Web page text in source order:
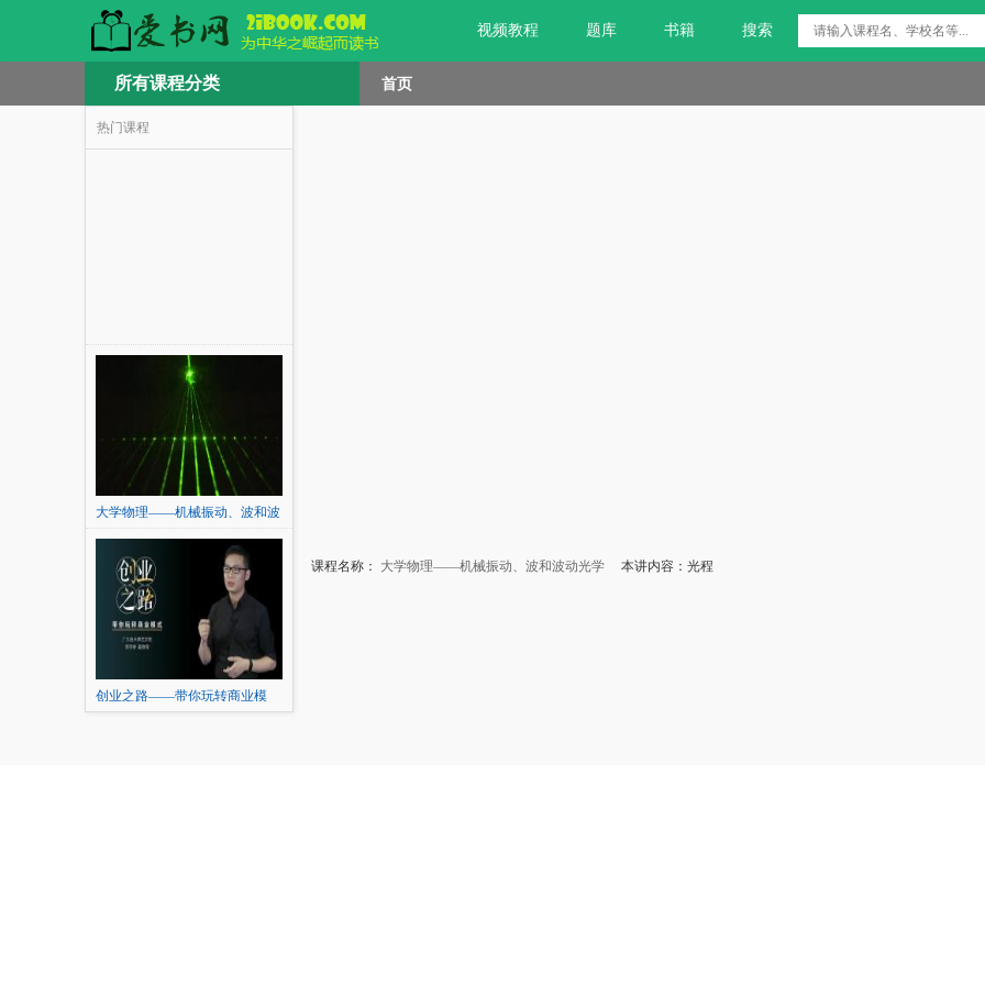
视频教程 题库 书籍 搜索
所有课程分类 首页
热门课程
大学物理——机械振动、波和波
创业之路——带你玩转商业模
课程名称： 大学物理——机械振动、波和波动光学 本讲内容：光程